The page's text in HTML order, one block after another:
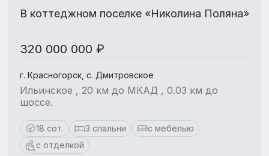
В коттеджном поселке «Николина Поляна»
320 000 000 ₽
г. Красногорск, с. Дмитровское
Ильинское , 20 км до МКАД , 0.03 км до
шоссе.
18 сот. 3 спальни
с мебелью
с отделкой